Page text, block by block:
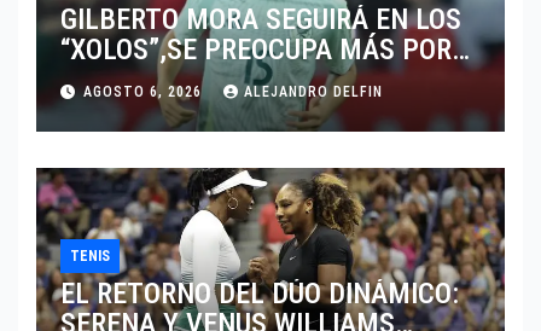
GILBERTO MORA SEGUIRÁ EN LOS
“XOLOS”,SE PREOCUPA MÁS POR
JUGAR EN SU EQUIPO.
AGOSTO 6, 2026 ALEJANDRO DELFIN
TENIS
EL RETORNO DEL DÚO DINÁMICO:
SERENA Y VENUS WILLIAMS